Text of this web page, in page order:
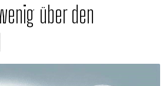
über den